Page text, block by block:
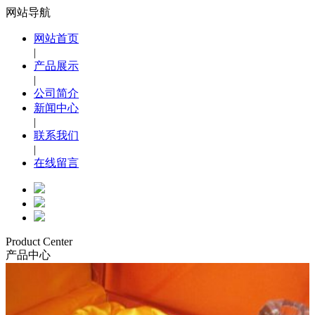
网站导航
网站首页
|
产品展示
|
公司简介
新闻中心
|
联系我们
|
在线留言
Product Center
产品中心